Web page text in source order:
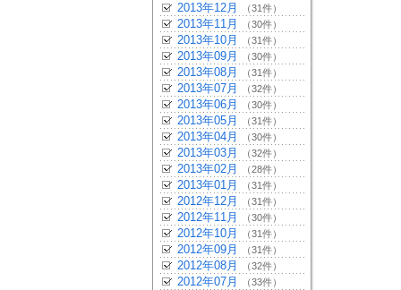
2013年12月 （31件）
2013年11月 （30件）
2013年10月 （31件）
2013年09月 （30件）
2013年08月 （31件）
2013年07月 （32件）
2013年06月 （30件）
2013年05月 （31件）
2013年04月 （30件）
2013年03月 （32件）
2013年02月 （28件）
2013年01月 （31件）
2012年12月 （31件）
2012年11月 （30件）
2012年10月 （31件）
2012年09月 （31件）
2012年08月 （32件）
2012年07月 （33件）